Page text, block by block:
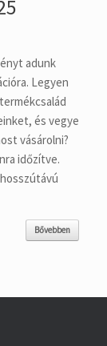
adunk
Legyen
és vegye
vásárolni?
időzítve.
Bővebben